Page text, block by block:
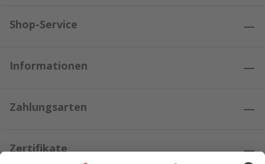
Shop-Service
Informationen
Zahlungsarten
Zertifikate